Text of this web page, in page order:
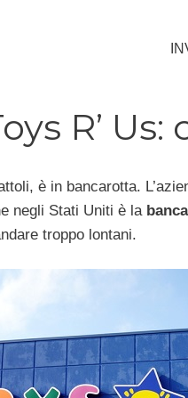
R’
è in bancarotta.
negli Stati Uniti è la
troppo lontani.